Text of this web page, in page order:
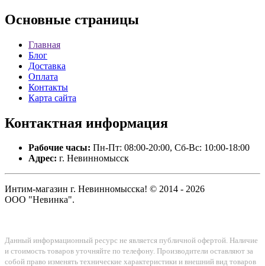
Основные страницы
Главная
Блог
Доставка
Оплата
Контакты
Карта сайта
Контактная информация
Рабочие часы: Пн-Пт: 08:00-20:00, Сб-Вс: 10:00-18:00
Адрес: г. Невинномысск
Интим-магазин г. Невинномысска! © 2014 - 2026
ООО "Невинка".
Данный информационный ресурс не является публичной офертой. Наличие
и стоимость товаров уточняйте по телефону. Производители оставляют за
собой право изменять технические характеристики и внешний вид товаров